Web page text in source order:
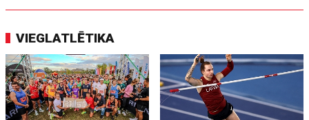
VIEGLATLĒTIKA